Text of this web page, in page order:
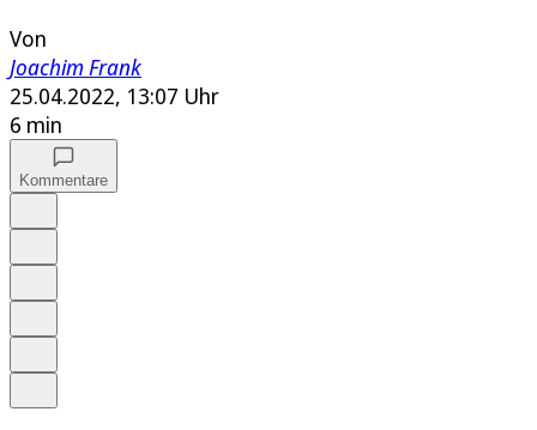
Von
Joachim Frank
25.04.2022, 13:07 Uhr
6 min
Kommentare